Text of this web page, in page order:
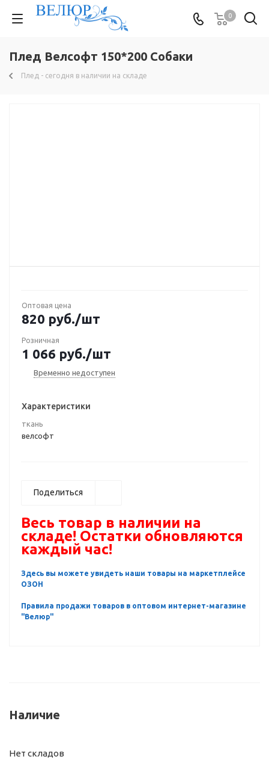
0
Плед Велсофт 150*200 Собаки
Плед - сегодня в наличии на складе
Оптовая цена
820 руб./шт
Розничная
1 066 руб./шт
Временно недоступен
Характеристики
ткань
велсофт
Поделиться
Весь товар в наличии на
складе! Остатки обновляются
каждый час!
Здесь вы можете увидеть наши товары на маркетплейсе
ОЗОН
Правила продажи товаров в оптовом интернет-магазине
"Велюр"
Наличие
Нет складов